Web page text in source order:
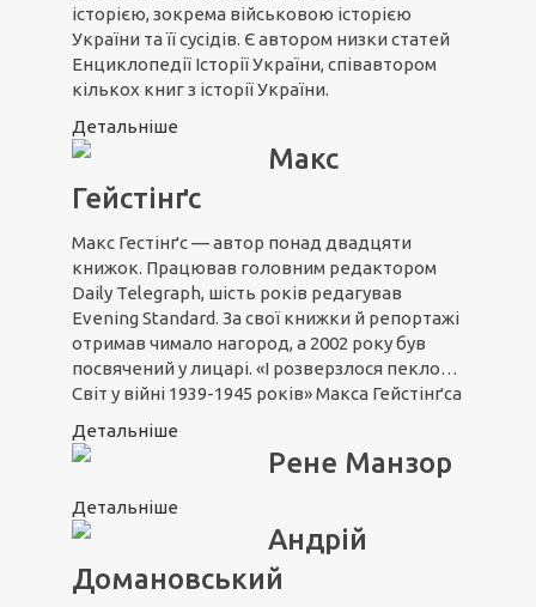
історією, зокрема військовою історією
України та її сусідів. Є автором низки статей
Енциклопедії Історії України, співавтором
кількох книг з історії України.
Детальніше
Макс
Гейстінґс
Макс Гестінґс — автор понад двадцяти
книжок. Працював головним редактором
Daily Telegraph, шість років редагував
Evening Standard. За свої книжки й репортажі
отримав чимало нагород, а 2002 року був
посвячений у лицарі. «І розверзлося пекло…
Світ у війні 1939-1945 років» Макса Гейстінґса
Детальніше
Рене Манзор
Детальніше
Андрій
Домановський